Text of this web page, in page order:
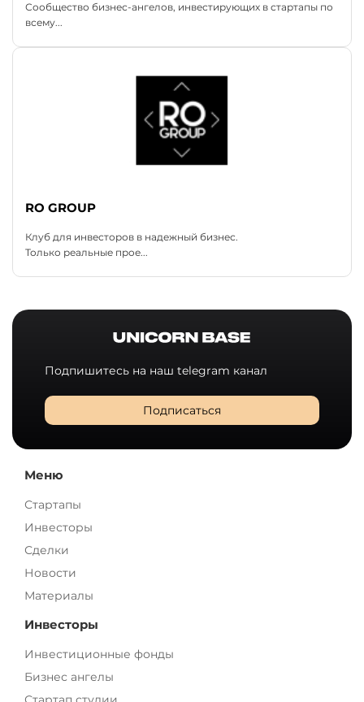
Сообщество бизнес-ангелов, инвестирующих в стартапы по
всему...
RO GROUP
Клуб для инвесторов в надежный бизнес.
Только реальные прое...
Подпишитесь на наш telegram канал
Подписаться
Меню
Стартапы
Инвесторы
Сделки
Новости
Материалы
Инвесторы
Инвестиционные фонды
Бизнес ангелы